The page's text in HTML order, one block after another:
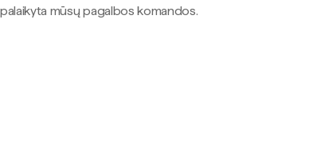
palaikyta mūsų pagalbos komandos.